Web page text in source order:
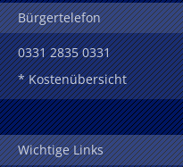
Bürgertelefon
0331 2835 0331
* Kostenübersicht
Wichtige Links